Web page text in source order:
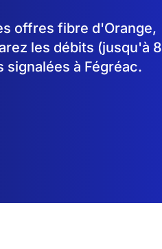
offres fibre d'Orange,
les débits (jusqu'à 8
à Fégréac.